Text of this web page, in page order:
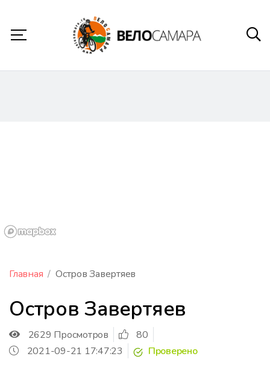
Главная Остров Завертяев
Остров Завертяев
2629 Просмотров
80
2021-09-21 17:47:23
Проверено